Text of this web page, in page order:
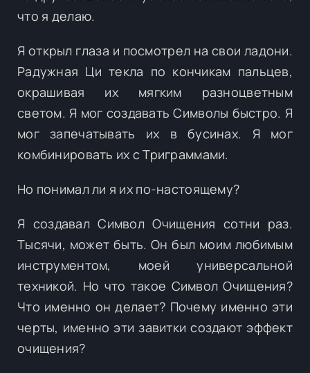
что я делаю.
Я открыл глаза и посмотрел на свои ладони.
Радужная Ци текла по кончикам пальцев,
окрашивая их мягким разноцветным
светом. Я мог создавать Символы быстро. Я
мог запечатывать их в бусинах. Я мог
комбинировать их с Триграммами.
Но понимал ли я их по-настоящему?
Я создавал Символ Очищения сотни раз.
Тысячи, может быть. Он был моим любимым
инструментом, моей универсальной
техникой. Но что такое Символ Очищения?
Что именно он делает? Почему именно эти
черты, именно эти завитки создают эффект
очищения?